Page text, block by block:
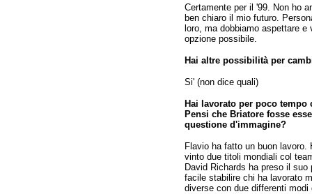
Certamente per il '99. Non ho
ben chiaro il mio futuro.
loro, ma dobbiamo aspettare
opzione possibile.
Hai altre possibilità per
Si' (non dice quali)
Hai lavorato per poco
Pensi che Briatore fosse
questione d'immagine?
Flavio ha fatto un buon lavoro.
vinto due titoli mondiali col
David Richards ha preso il
facile stabilire chi ha lavorato
diverse con due differenti modi